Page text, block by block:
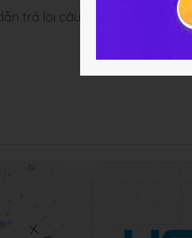
trả lời câu hỏi Trăng ơi... từ